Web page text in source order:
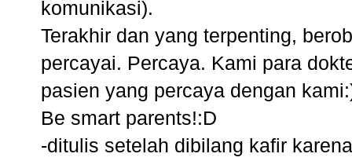
komunikasi).
Terakhir dan yang terpenting,
percayai. Percaya. Kami para
pasien yang percaya dengan
Be smart parents!:D
-ditulis setelah dibilang kafir